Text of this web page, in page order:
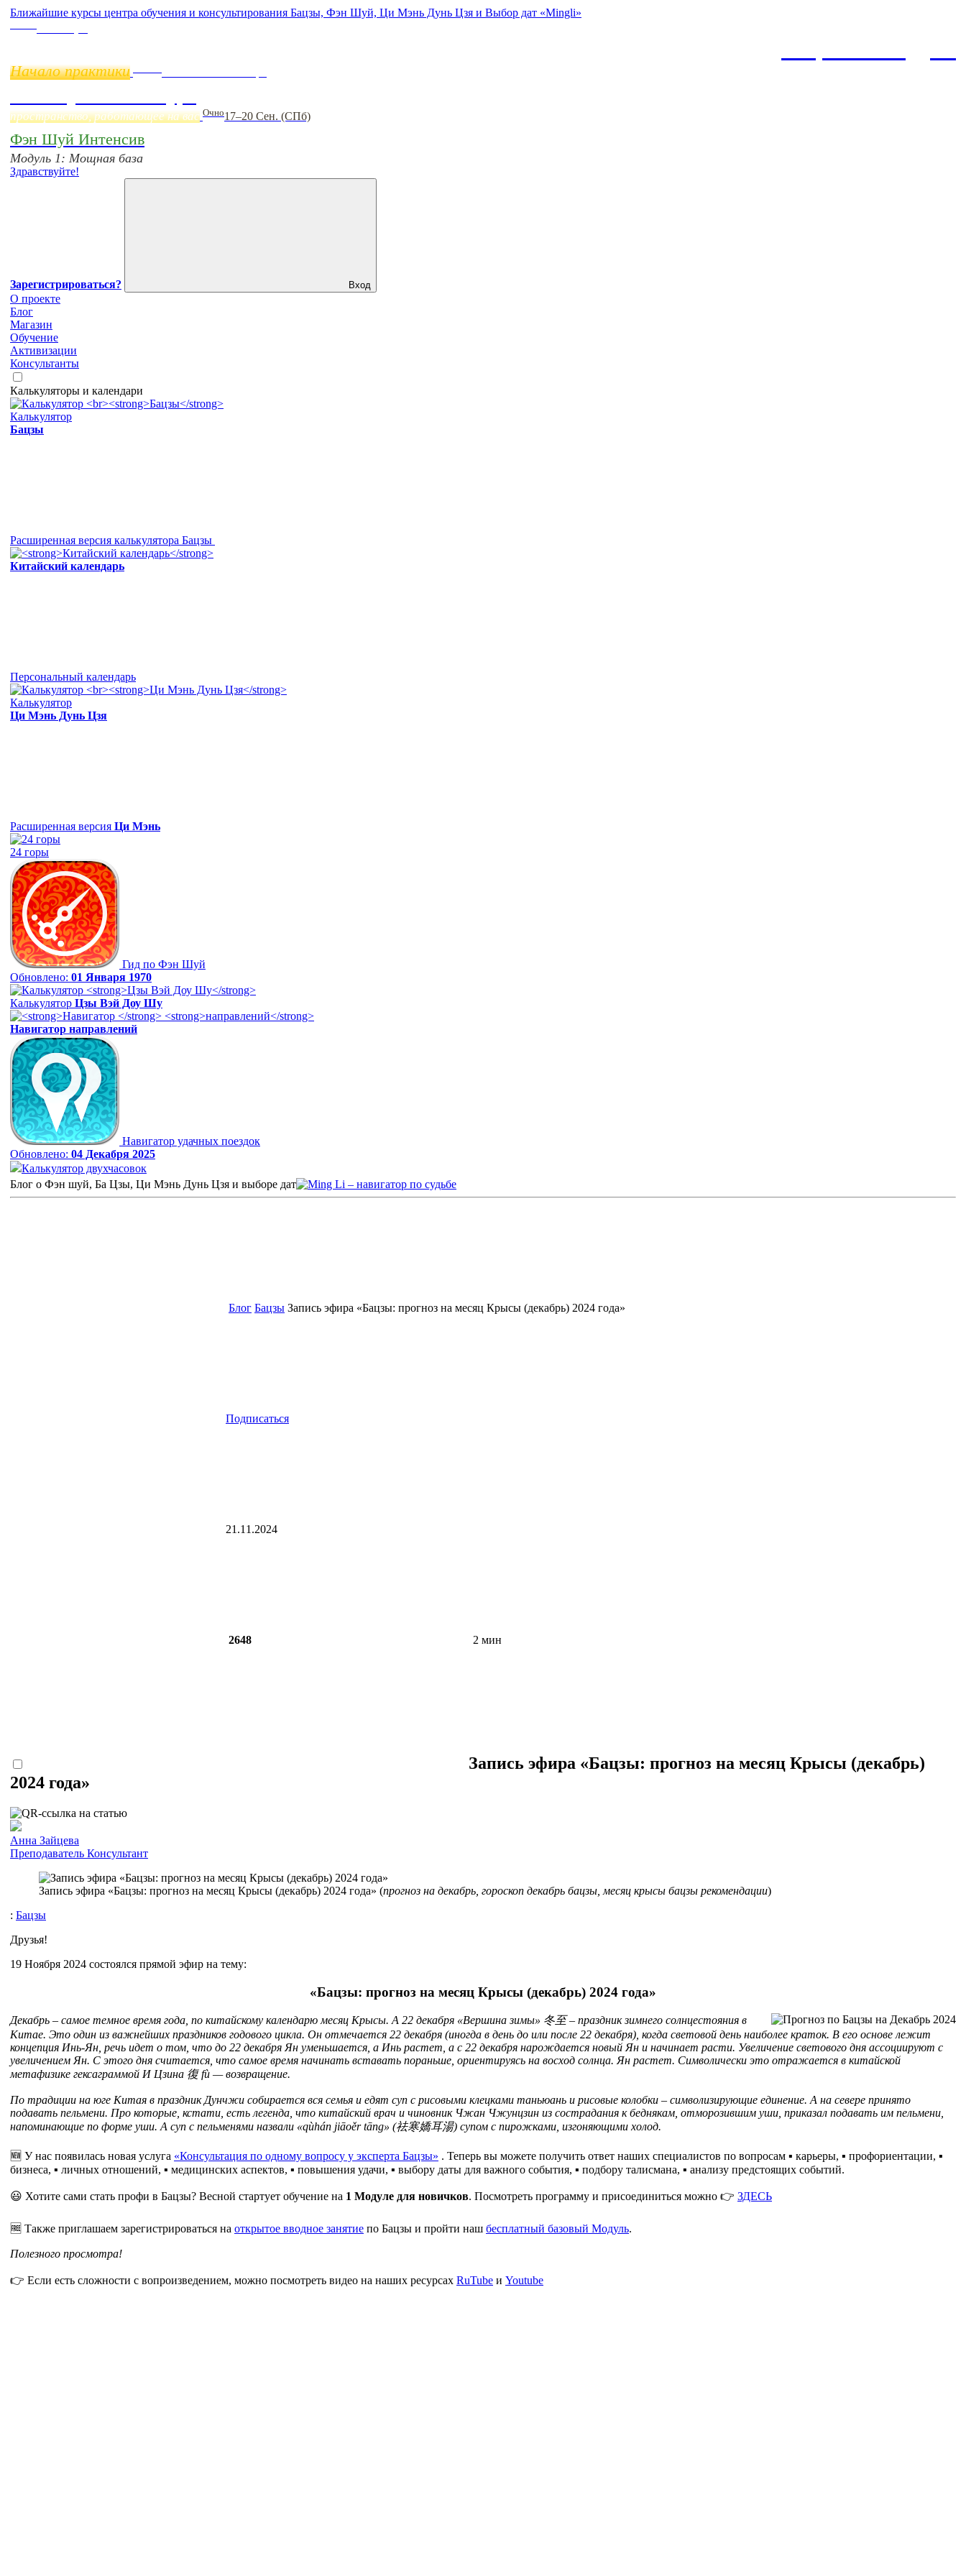
Ближайшие курсы центра обучения и консультирования Бацзы, Фэн Шуй, Ци Мэнь Дунь Цзя и Выбор дат «Mingli»
Начало практики
пространство, работающее на вас Очно17–20 Сен. (СПб)
Фэн Шуй Интенсив
Модуль 1: Мощная база
Здравствуйте!
Зарегистрироваться? Вход
О проекте
Блог
Магазин
Обучение
Активизации
Консультанты
Калькуляторы и календари
Калькулятор
Бацзы
Расширенная версия калькулятора Бацзы
Китайский календарь
Персональный календарь
Калькулятор
Ци Мэнь Дунь Цзя
Расширенная версия Ци Мэнь
24 горы
Гид по Фэн Шуй
Обновлено: 01 Января 1970
Калькулятор Цзы Вэй Доу Шу
Навигатор направлений
Навигатор удачных поездок
Обновлено: 04 Декабря 2025
Калькулятор двухчасовок
Блог о Фэн шуй, Ба Цзы, Ци Мэнь Дунь Цзя и выборе дат
Блог Бацзы Запись эфира «Бацзы: прогноз на месяц Крысы (декабрь) 2024 года»
Подписаться
21.11.2024
2648 2 мин
Запись эфира «Бацзы: прогноз на месяц Крысы (декабрь)
2024 года»
Анна Зайцева
Преподаватель Консультант
Запись эфира «Бацзы: прогноз на месяц Крысы (декабрь) 2024 года» (прогноз на декабрь, гороскоп декабрь бацзы, месяц крысы бацзы рекомендации)
: Бацзы
Друзья!
19 Ноября 2024 состоялся прямой эфир на тему:
«Бацзы: прогноз на месяц Крысы (декабрь) 2024 года»
Декабрь – самое темное время года, по китайскому календарю месяц Крысы. А 22 декабря «Вершина зимы» 冬至 – праздник зимнего солнцестояния в
Китае. Это один из важнейших праздников годового цикла. Он отмечается 22 декабря (иногда в день до или после 22 декабря), когда световой день наиболее краток. В его основе лежит
концепция Инь-Ян, речь идет о том, что до 22 декабря Ян уменьшается, а Инь растет, а с 22 декабря нарождается новый Ян и начинает расти. Увеличение светового дня ассоциируют с
увеличением Ян. С этого дня считается, что самое время начинать вставать пораньше, ориентируясь на восход солнца. Ян растет. Символически это отражается в китайской
метафизике гексаграммой И Цзина 復 fù — возвращение.
По традиции на юге Китая в праздник Дунчжи собирается вся семья и едят суп с рисовыми клецками таньюань и рисовые колобки – символизирующие единение. А на севере принято
подавать пельмени. Про которые, кстати, есть легенда, что китайский врач и чиновник Чжан Чжунцзин из сострадания к беднякам, отморозившим уши, приказал подавать им пельмени,
напоминающие по форме уши. А суп с пельменями назвали «qùhán jiāoěr tāng» (祛寒嬌耳湯) супом с пирожками, изгоняющими холод.
🆕 У нас появилась новая услуга «Консультация по одному вопросу у эксперта Бацзы» . Теперь вы можете получить ответ наших специалистов по вопросам ▪️ карьеры, ▪️ профориентации, ▪️
бизнеса, ▪️ личных отношений, ▪️ медицинских аспектов, ▪️ повышения удачи, ▪️ выбору даты для важного события, ▪️ подбору талисмана, ▪️ анализу предстоящих событий.
😃 Хотите сами стать профи в Бацзы? Весной стартует обучение на 1 Модуле для новичков. Посмотреть программу и присоединиться можно 👉 ЗДЕСЬ
🆓 Также приглашаем зарегистрироваться на открытое вводное занятие по Бацзы и пройти наш бесплатный базовый Модуль.
Полезного просмотра!
👉 Если есть сложности с вопроизведением, можно посмотреть видео на наших ресурсах RuTube и Youtube